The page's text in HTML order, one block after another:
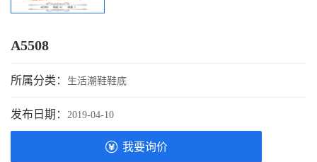
A5508
所属分类： 生活潮鞋鞋底
发布日期： 2019-04-10
我要询价